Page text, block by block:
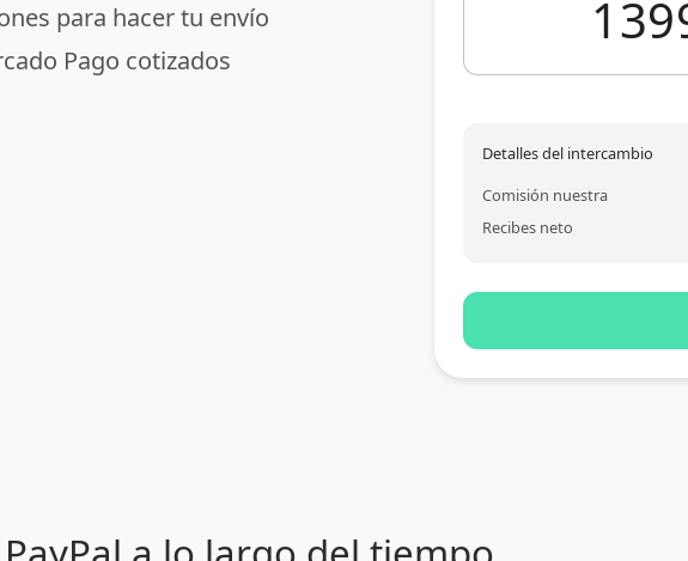
para hacer tu envío
Pago cotizados
Detalles del intercambio
Comisión nuestra
Recibes neto